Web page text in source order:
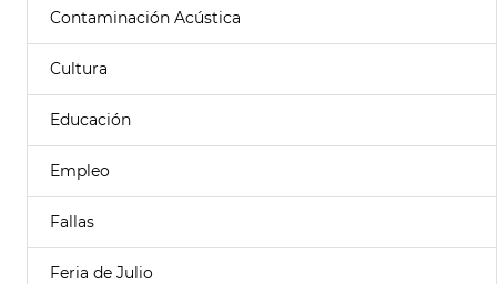
Contaminación Acústica
Cultura
Educación
Empleo
Fallas
Feria de Julio